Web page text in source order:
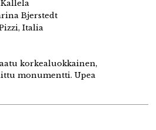
Bjerstedt
Italia
korkealuokkainen,
monumentti. Upea